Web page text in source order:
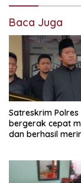
Baca Juga
Satreskrim
bergerak cepat
dan berhasil
Sidoarjo dan HP
Tulungagung.